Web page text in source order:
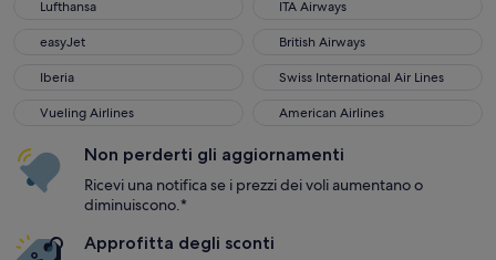
Lufthansa ITA Airways
easyJet
easyJet British Airways
British Airways
Iberia
Iberia Swiss International Air Lines
Swiss International Air Lines
Vueling Airlines
Vueling Airlines American Airlines
American Airlines
Non perderti gli aggiornamenti
Ricevi una notifica se i prezzi dei voli aumentano o
diminuiscono.*
Approfitta degli sconti